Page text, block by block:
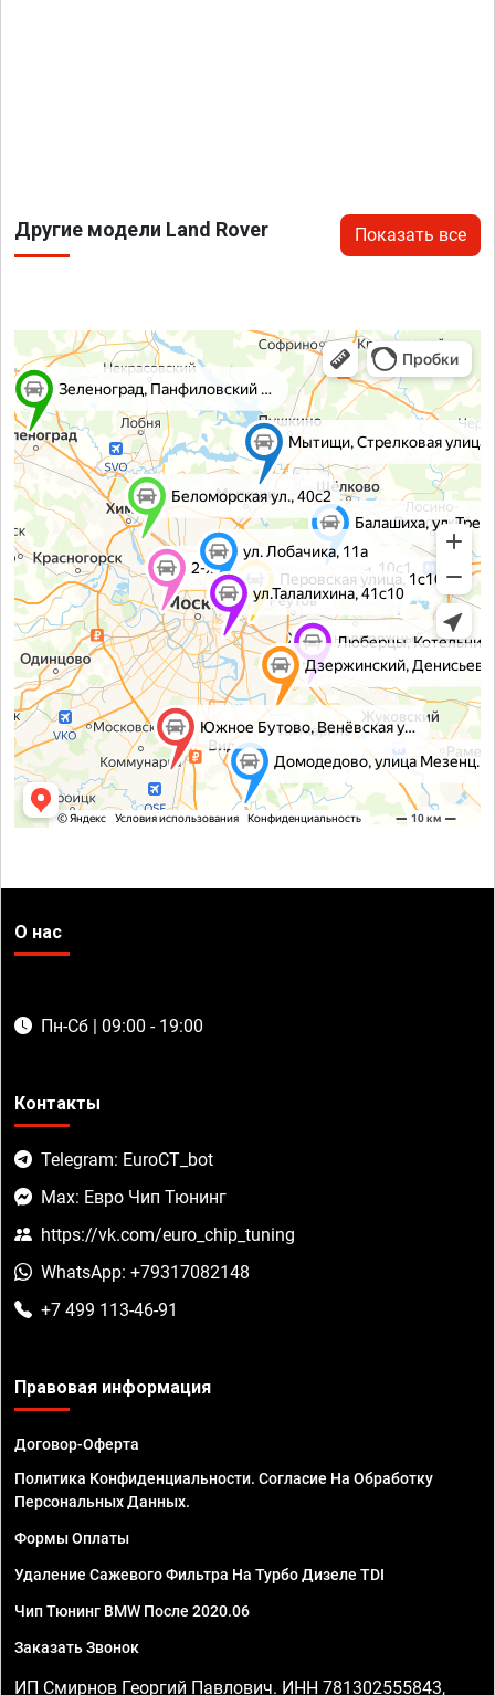
Другие модели Land Rover Показать все
О нас
Пн-Сб | 09:00 - 19:00
Контакты
Telegram: EuroCT_bot
Max: Евро Чип Тюнинг
https://vk.com/euro_chip_tuning
WhatsApp: +79317082148
+7 499 113-46-91
Правовая информация
Договор-Оферта
Политика Конфиденциальности. Согласие На Обработку
Персональных Данных.
Формы Оплаты
Удаление Сажевого Фильтра На Турбо Дизеле TDI
Чип Тюнинг BMW После 2020.06
Заказать Звонок
ИП Смирнов Георгий Павлович. ИНН 781302555843,